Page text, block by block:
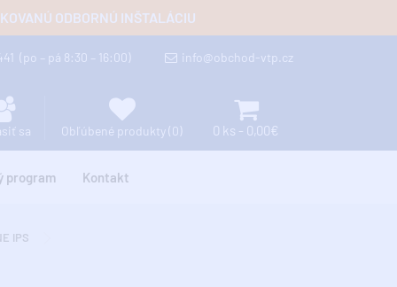
ODBORNÚ INŠTALÁCIU
sa Obľúbené produkty (0) 0 ks - 0,00€
(po – pá 8:30 – 16:00) info@obchod-vtp.cz
program Kontakt
IPS